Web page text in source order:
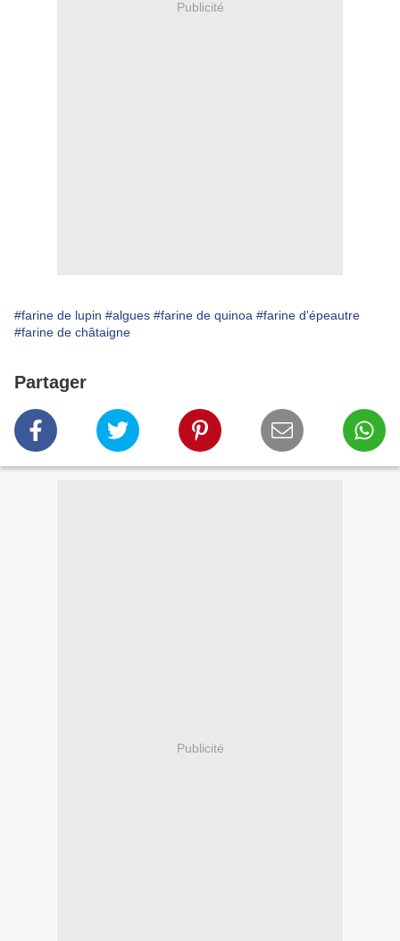
Publicité
#farine de lupin #algues #farine de quinoa #farine d'épeautre
#farine de châtaigne
Partager
Publicité